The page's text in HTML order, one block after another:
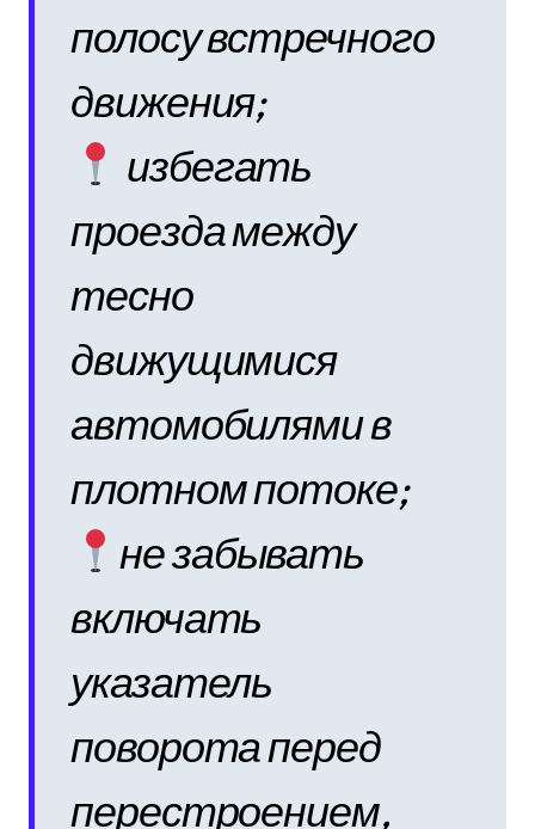
полосу встречного
движения;
избегать
проезда между
тесно
движущимися
автомобилями в
плотном потоке;
не забывать
включать
указатель
поворота перед
перестроением,